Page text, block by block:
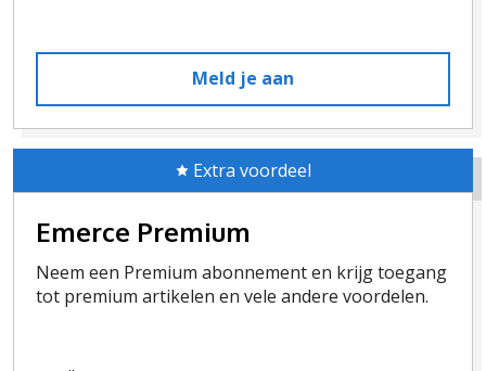
Meld je aan
Extra voordeel
Emerce Premium
Neem een Premium abonnement en krijg toegang
tot premium artikelen en vele andere voordelen.